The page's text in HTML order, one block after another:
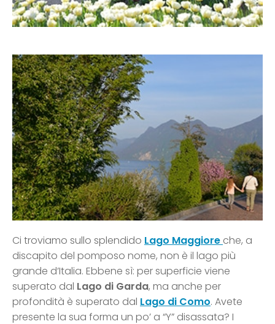
Ci troviamo sullo splendido Lago Maggiore che, a
discapito del pomposo nome, non è il lago più
grande d’Italia. Ebbene sì: per superficie viene
superato dal Lago di Garda, ma anche per
profondità è superato dal Lago di Como. Avete
presente la sua forma un po’ a “Y” disassata? I